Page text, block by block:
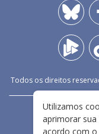
Todos os direitos
Utilizamos
aprimorar sua
acordo com o